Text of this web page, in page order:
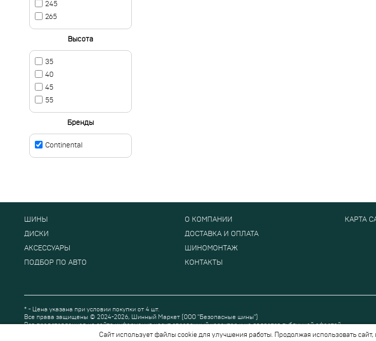
245
265
Высота
35
40
45
55
Бренды
Continental
ШИНЫ
ДИСКИ
АКСЕССУАРЫ
ПОДБОР ПО АВТО
О КОМПАНИИ
ДОСТАВКА И ОПЛАТА
ШИНОМОНТАЖ
КОНТАКТЫ
КАРТА
* - Цена указана при условии покупки от 4 шт.
Все права защищены © 2024-2026,
Шинный Маркет (ООО "Безопасные шины")
Вся представленная на сайте информация носит справочный характер и не является публичной офертой.
Сайт использует файлы cookie для улучшения работы. Продолжая использовать сайт,